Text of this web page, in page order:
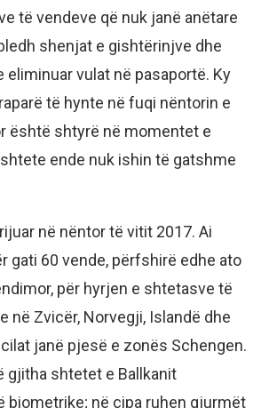
të vendeve që nuk janë anëtare
shenjat e gishtërinjve dhe
eliminuar vulat në pasaportë. Ky
të hynte në fuqi nëntorin e
është shtyrë në momentet e
ende nuk ishin të gatshme
në nëntor të vitit 2017. Ai
gati 60 vende, përfshirë edhe ato
për hyrjen e shtetasve të
në Zvicër, Norvegji, Islandë dhe
janë pjesë e zonës Schengen.
gjitha shtetet e Ballkanit
biometrike; në çipa ruhen gjurmët